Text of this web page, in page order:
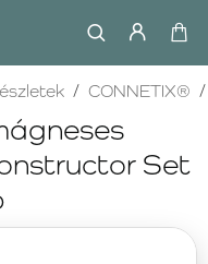
Set
CONNETIX®